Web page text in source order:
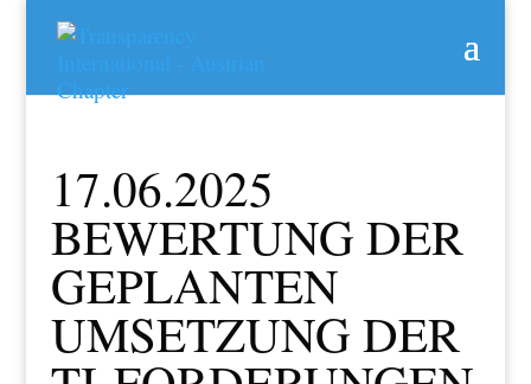
17.06.2025
BEWERTUNG DER
GEPLANTEN
UMSETZUNG DER